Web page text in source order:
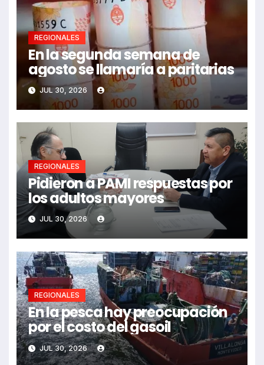
REGIONALES
En la segunda semana de
agosto se llamaría a paritarias
JUL 30, 2026
REGIONALES
Pidieron a PAMI respuestas por
los adultos mayores
JUL 30, 2026
REGIONALES
En la pesca hay preocupación
por el costo del gasoil
JUL 30, 2026